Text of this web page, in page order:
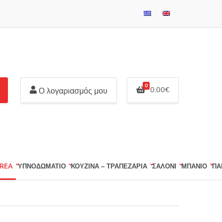
Ο λογαριασμός μου 0 0.00€
ΥΠΝΟΔΩΜΑΤΙΟ ΚΟΥΖΙΝΑ – ΤΡΑΠΕΖΑΡΙΑ ΣΑΛΟΝΙ ΜΠΑΝΙΟ